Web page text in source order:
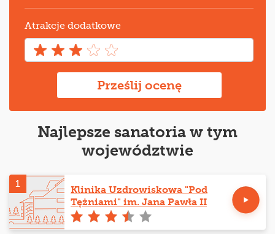
Atrakcje dodatkowe
Prześlij ocenę
Najlepsze sanatoria w tym
województwie
1
Klinika Uzdrowiskowa "Pod
Tężniami" im. Jana Pawła II